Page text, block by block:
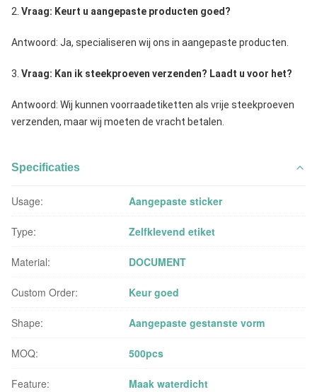
2. Vraag: Keurt u aangepaste producten goed?
Antwoord: Ja, specialiseren wij ons in aangepaste producten.
3. Vraag: Kan ik steekproeven verzenden? Laadt u voor het?
Antwoord: Wij kunnen voorraadetiketten als vrije steekproeven
verzenden, maar wij moeten de vracht betalen.
Specificaties
Usage: Aangepaste sticker
Type: Zelfklevend etiket
Material: DOCUMENT
Custom Order: Keur goed
Shape: Aangepaste gestanste vorm
MOQ: 500pcs
Feature: Maak waterdicht